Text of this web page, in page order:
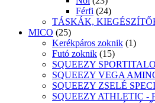
Férfi (24)
TÁSKÁK,
MICO (25)
Kerékpáros zoknik (1)
Futó zoknik (15)
SQUEEZY
SQUEEZY VEGA
SQUEEZY ZSELÉ
SQUEEZY ATHLETIC -